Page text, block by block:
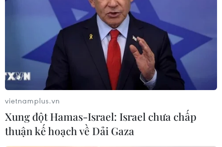
TIN CÙNG CHUYÊN MỤC
Ngày An ninh mạng Việt Nam: Kiến
tạo không gian mạng an toàn, nhân
06/08/2026 02:49
Thủ tướng Lê Minh Hưng
vietnamplus.vn
Xung đột Hamas-Israel: Israel chưa chấp
thuận kế hoạch về Dải Gaza